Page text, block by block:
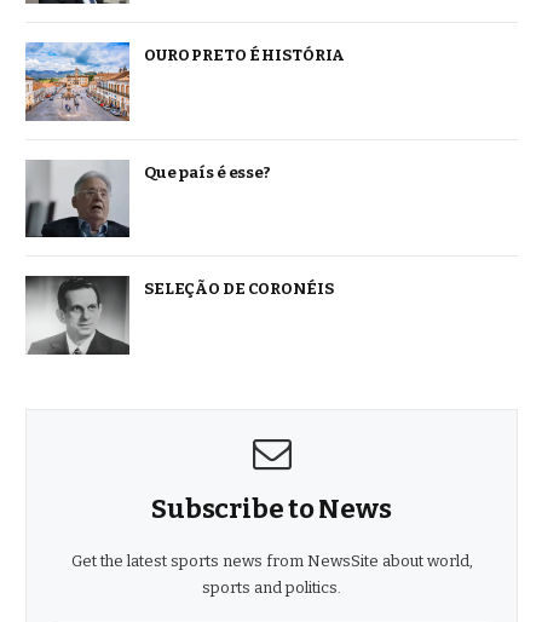
OURO PRETO É HISTÓRIA
Que país é esse?
SELEÇÃO DE CORONÉIS
Subscribe to News
Get the latest sports news from NewsSite about world,
sports and politics.